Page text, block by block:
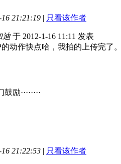
21:21:19 | 只看该作者
迪于 2012-1-16 11:11 发表
的动作快点哈，我拍的上传完了
励········
21:22:53 | 只看该作者